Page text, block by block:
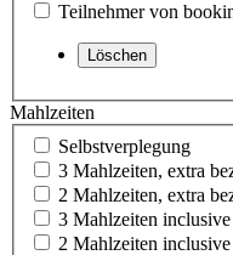
Teilnehmer von
Mahlzeiten
Selbstverplegung
3 Mahlzeiten, extra
2 Mahlzeiten, extra
3 Mahlzeiten inclusive
2 Mahlzeiten inclusive